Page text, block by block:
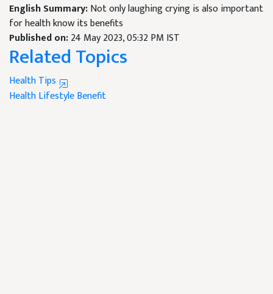
English Summary:Not only laughing crying is also important
for health know its benefits
Published on:24 May 2023, 05:32 PM IST
Related Topics
Health Tips
HealthLifestyleBenefit